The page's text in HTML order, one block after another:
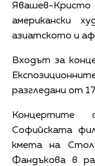
Явашев-Кристо
американски
азиатското и
Входът за
разгледани от
Софийската
кмета на
Фандъкова в